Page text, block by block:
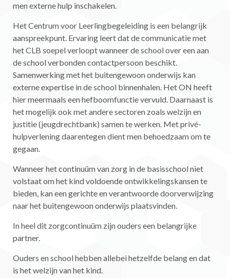
men externe hulp inschakelen.
Het Centrum voor Leerlingbegeleiding is een belangrijk
aanspreekpunt. Ervaring leert dat de communicatie met
het CLB soepel verloopt wanneer de school over een aan
de school verbonden contactpersoon beschikt.
Samenwerking met het buitengewoon onderwijs kan
externe expertise in de school binnenhalen. Het ON heeft
hier meermaals een hefboomfunctie vervuld. Daarnaast is
het mogelijk ook met andere sectoren zoals welzijn en
justitie (jeugdrechtbank) samen te werken. Met privé-
hulpverlening daarentegen dient men behoedzaam om te
gegaan.
Wanneer het continuüm van zorg in de basisschool niet
volstaat om het kind voldoende ontwikkelingskansen te
bieden, kan een gerichte en verantwoorde doorverwijzing
naar het buitengewoon onderwijs plaatsvinden.
In heel dit zorgcontinuüm zijn ouders een belangrijke
partner.
Ouders en school hebben allebei hetzelfde belang en dat
is het welzijn van het kind.